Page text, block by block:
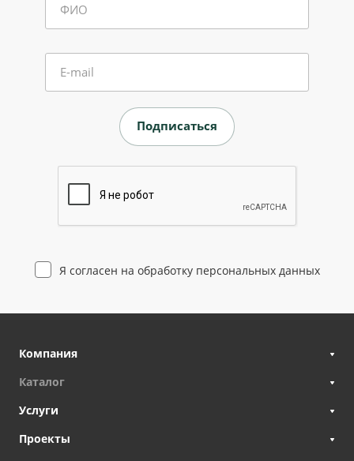
ФИО
E-mail
Я согласен на обработку персональных данных
Компания
Каталог
Услуги
Проекты